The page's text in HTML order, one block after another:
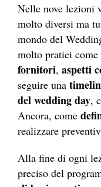
Nelle nove lezioni
molto diversi ma
mondo del
molto pratici come
fornitori, aspetti
seguire una
del wedding day,
Ancora, come
realizzare
Alla fine di ogni
preciso del